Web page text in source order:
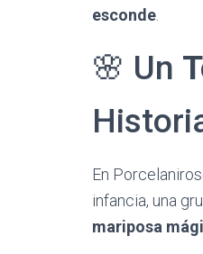
esconde
​🌸 Un
​En
infancia, una
mariposa